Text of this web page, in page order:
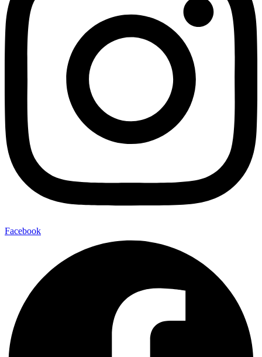
Facebook